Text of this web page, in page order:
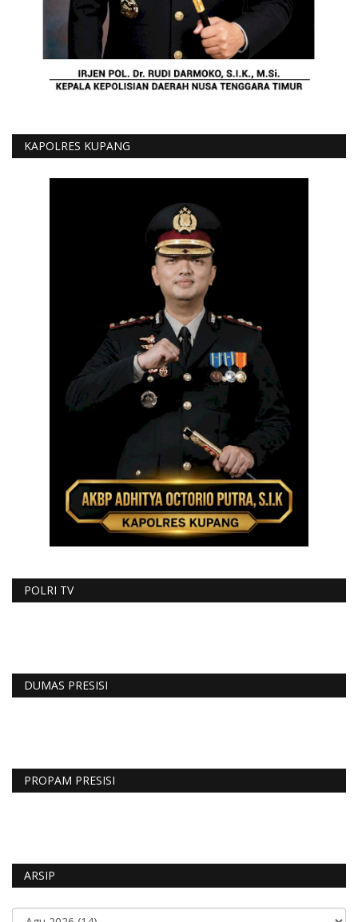
KAPOLRES KUPANG
POLRI TV
DUMAS PRESISI
PROPAM PRESISI
ARSIP